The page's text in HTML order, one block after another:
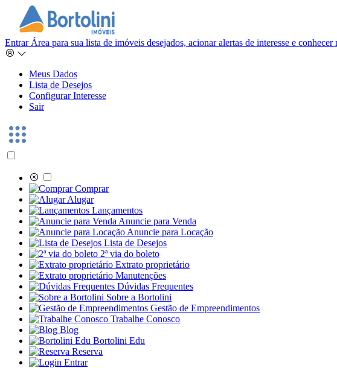
Entrar Área para sua lista de imóveis desejados, acionar alertas de interesse e conhecer
Meus Dados
Lista de Desejos
Configurar Interesse
Sair
Comprar
Alugar
Lançamentos
Anuncie para Venda
Anuncie para Locação
Lista de Desejos
2ª via do boleto
Extrato proprietário
Manutenções
Dúvidas Frequentes
Sobre a Bortolini
Gestão de Empreendimentos
Trabalhe Conosco
Blog
Bortolini Edu
Reserva
Entrar